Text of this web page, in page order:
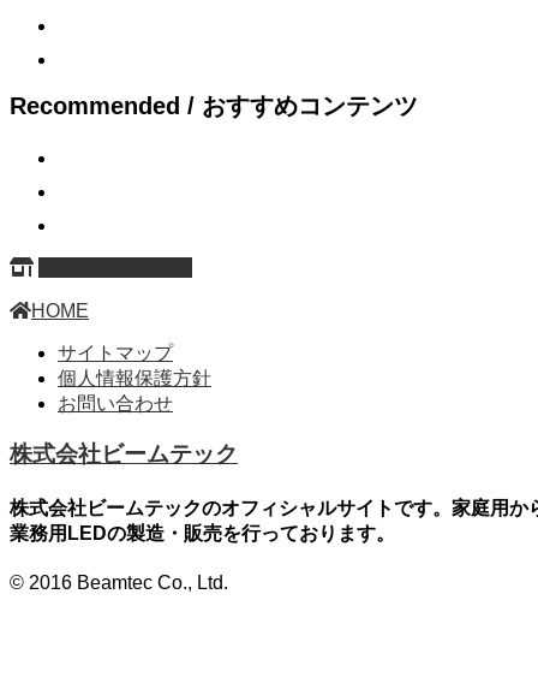
Recommended / おすすめコンテンツ
HOME
サイトマップ
個人情報保護方針
お問い合わせ
株式会社ビームテック
株式会社ビームテックのオフィシャルサイトです。家庭用か
業務用LEDの製造・販売を行っております。
© 2016 Beamtec Co., Ltd.